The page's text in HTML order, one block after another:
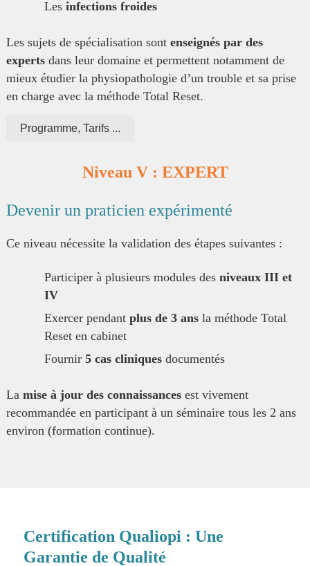
Les infections froides
Les sujets de spécialisation sont enseignés par des
expertsdans leur domaine et permettent notamment de
mieux étudier la physiopathologie d’un trouble et sa prise
en charge avec la méthode Total Reset.
Programme, Tarifs ...
Niveau V : EXPERT
Devenir un praticien expérimenté
Ce niveau nécessite la validation des étapes suivantes :
Participer à plusieurs modules des niveaux III et
IV
Exercer pendant plus de 3 ansla méthode Total
Reset en cabinet
Fournir 5 cas cliniquesdocumentés
La mise à jour des connaissancesest vivement
recommandée en participant à un séminaire tous les 2 ans
environ (formation continue).
Certification Qualiopi : Une
Garantie de Qualité